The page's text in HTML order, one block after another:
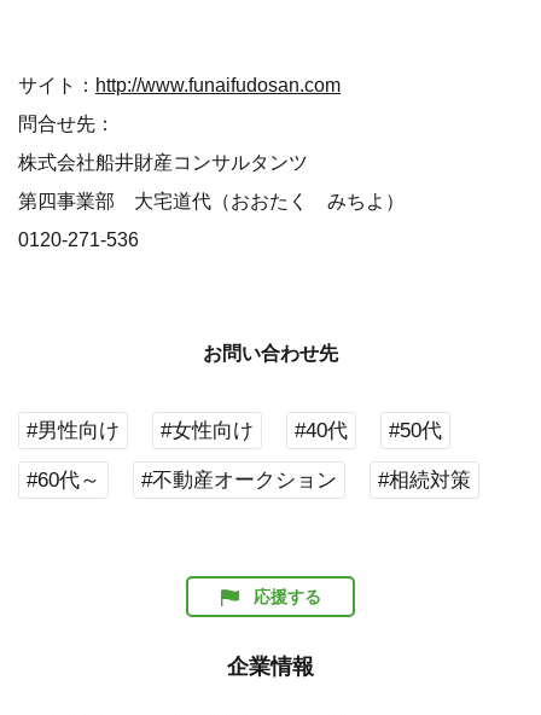
サイト： http://www.funaifudosan.com
問合せ先：
株式会社船井財産コンサルタンツ
第四事業部 大宅道代（おおたく みちよ）
0120-271-536
お問い合わせ先
#男性向け #女性向け #40代 #50代
#60代～ #不動産オークション #相続対策
応援する
企業情報